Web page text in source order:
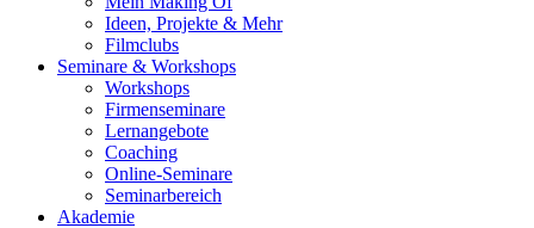
Ideen, Projekte & Mehr
Filmclubs
Seminare & Workshops
Workshops
Firmenseminare
Lernangebote
Coaching
Online-Seminare
Seminarbereich
Akademie